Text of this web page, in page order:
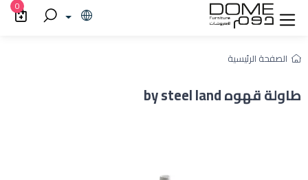
0
الصفحة الرئيسية
طاولة قهوه by steel land